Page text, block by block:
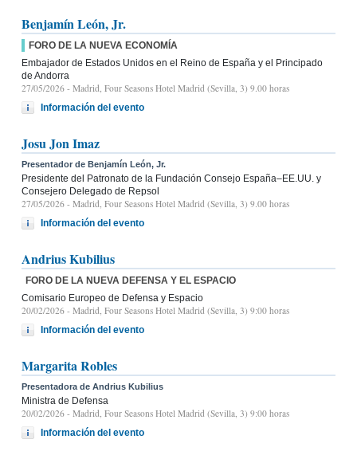
Benjamín León, Jr.
FORO DE LA NUEVA ECONOMÍA
Embajador de Estados Unidos en el Reino de España y el Principado
de Andorra
27/05/2026 - Madrid, Four Seasons Hotel Madrid (Sevilla, 3) 9.00 horas
Información del evento
Josu Jon Imaz
Presentador de Benjamín León, Jr.
Presidente del Patronato de la Fundación Consejo España–EE.UU. y
Consejero Delegado de Repsol
27/05/2026 - Madrid, Four Seasons Hotel Madrid (Sevilla, 3) 9.00 horas
Información del evento
Andrius Kubilius
FORO DE LA NUEVA DEFENSA Y EL ESPACIO
Comisario Europeo de Defensa y Espacio
20/02/2026 - Madrid, Four Seasons Hotel Madrid (Sevilla, 3) 9:00 horas
Información del evento
Margarita Robles
Presentadora de Andrius Kubilius
Ministra de Defensa
20/02/2026 - Madrid, Four Seasons Hotel Madrid (Sevilla, 3) 9:00 horas
Información del evento